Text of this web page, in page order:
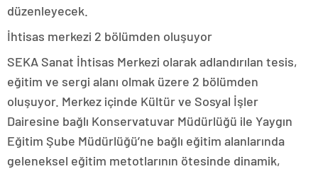
düzenleyecek.
İhtisas merkezi 2 bölümden oluşuyor
SEKA Sanat İhtisas Merkezi olarak adlandırılan tesis,
eğitim ve sergi alanı olmak üzere 2 bölümden
oluşuyor. Merkez içinde Kültür ve Sosyal İşler
Dairesine bağlı Konservatuvar Müdürlüğü ile Yaygın
Eğitim Şube Müdürlüğü’ne bağlı eğitim alanlarında
geleneksel eğitim metotlarının ötesinde dinamik,